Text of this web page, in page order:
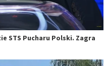
STS Pucharu Polski. Zagra